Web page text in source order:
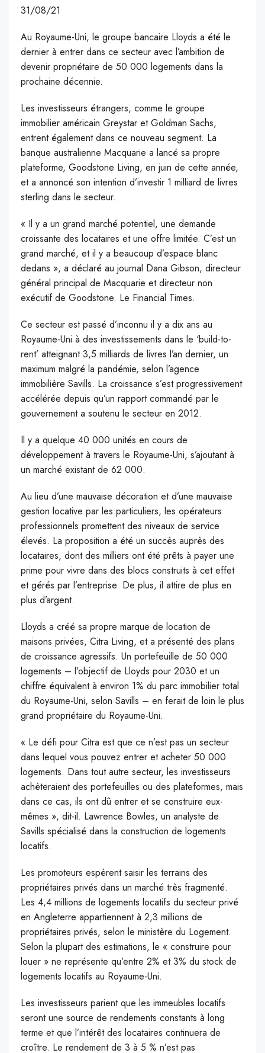
31/08/21
Au Royaume-Uni, le groupe bancaire Lloyds a été le
dernier à entrer dans ce secteur avec l’ambition de
devenir propriétaire de 50 000 logements dans la
prochaine décennie.
Les investisseurs étrangers, comme le groupe
immobilier américain Greystar et Goldman Sachs,
entrent également dans ce nouveau segment. La
banque australienne Macquarie a lancé sa propre
plateforme, Goodstone Living, en juin de cette année,
et a annoncé son intention d’investir 1 milliard de livres
sterling dans le secteur.
« Il y a un grand marché potentiel, une demande
croissante des locataires et une offre limitée. C’est un
grand marché, et il y a beaucoup d’espace blanc
dedans », a déclaré au journal Dana Gibson, directeur
général principal de Macquarie et directeur non
exécutif de Goodstone. Le Financial Times.
Ce secteur est passé d’inconnu il y a dix ans au
Royaume-Uni à des investissements dans le ‘build-to-
rent’ atteignant 3,5 milliards de livres l’an dernier, un
maximum malgré la pandémie, selon l’agence
immobilière Savills. La croissance s’est progressivement
accélérée depuis qu’un rapport commandé par le
gouvernement a soutenu le secteur en 2012.
Il y a quelque 40 000 unités en cours de
développement à travers le Royaume-Uni, s’ajoutant à
un marché existant de 62 000.
Au lieu d’une mauvaise décoration et d’une mauvaise
gestion locative par les particuliers, les opérateurs
professionnels promettent des niveaux de service
élevés. La proposition a été un succès auprès des
locataires, dont des milliers ont été prêts à payer une
prime pour vivre dans des blocs construits à cet effet
et gérés par l’entreprise. De plus, il attire de plus en
plus d’argent.
Lloyds a créé sa propre marque de location de
maisons privées, Citra Living, et a présenté des plans
de croissance agressifs. Un portefeuille de 50 000
logements – l’objectif de Lloyds pour 2030 et un
chiffre équivalent à environ 1% du parc immobilier total
du Royaume-Uni, selon Savills – en ferait de loin le plus
grand propriétaire du Royaume-Uni.
« Le défi pour Citra est que ce n’est pas un secteur
dans lequel vous pouvez entrer et acheter 50 000
logements. Dans tout autre secteur, les investisseurs
achèteraient des portefeuilles ou des plateformes, mais
dans ce cas, ils ont dû entrer et se construire eux-
mêmes », dit-il. Lawrence Bowles, un analyste de
Savills spécialisé dans la construction de logements
locatifs.
Les promoteurs espèrent saisir les terrains des
propriétaires privés dans un marché très fragmenté.
Les 4,4 millions de logements locatifs du secteur privé
en Angleterre appartiennent à 2,3 millions de
propriétaires privés, selon le ministère du Logement.
Selon la plupart des estimations, le « construire pour
louer » ne représente qu’entre 2% et 3% du stock de
logements locatifs au Royaume-Uni.
Les investisseurs parient que les immeubles locatifs
seront une source de rendements constants à long
terme et que l’intérêt des locataires continuera de
croître. Le rendement de 3 à 5 % n’est pas